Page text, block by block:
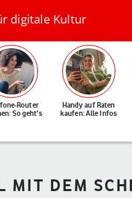
digitale Kultur
Router
So geht's
Handy auf Raten
kaufen: Alle Infos
MIT DEM